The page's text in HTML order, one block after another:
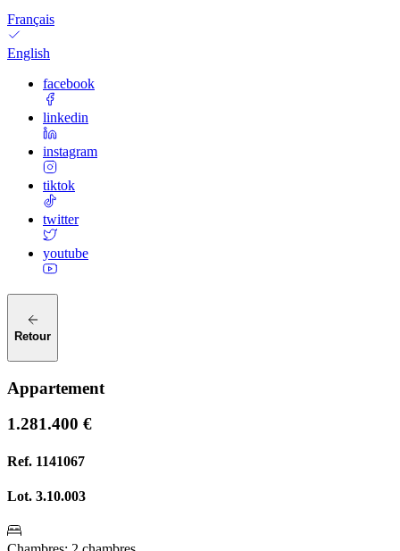
Français
English
facebook
linkedin
instagram
tiktok
twitter
youtube
Retour
Appartement
1.281.400 €
Ref. 1141067
Lot. 3.10.003